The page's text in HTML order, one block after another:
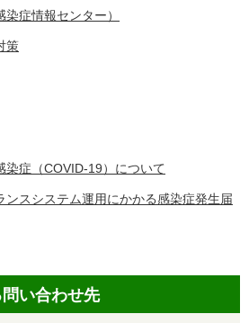
症情報センター）
策
染症（COVID-19）について
ンスシステム運用にかかる感染症発生届
い合わせ先